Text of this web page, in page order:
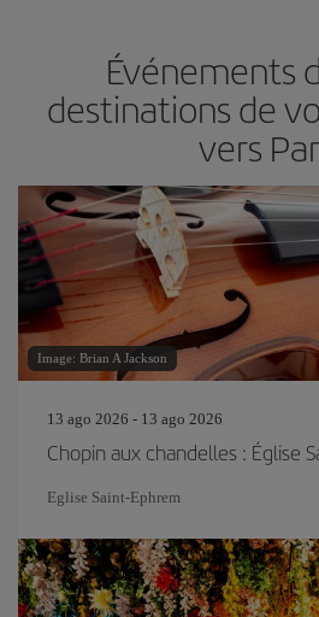
Événements
destinations de
vers
Image: Brian A Jackson
13 ago 2026 - 13 ago 2026
Chopin aux chandelles : Église
Eglise Saint‐Ephrem